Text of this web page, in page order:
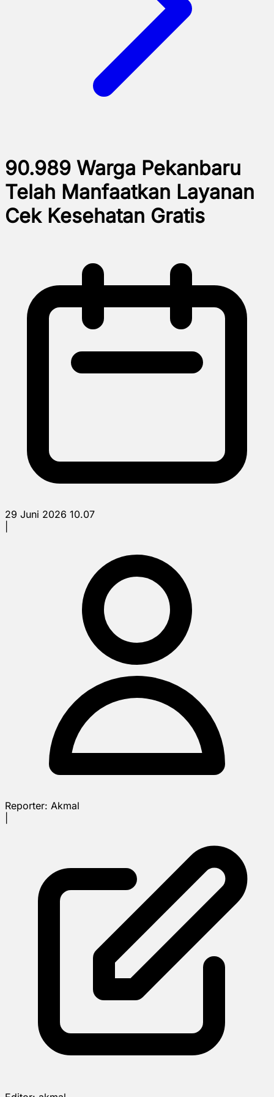
90.989 Warga Pekanbaru
Telah Manfaatkan Layanan
Cek Kesehatan Gratis
29 Juni 2026 10.07
Reporter: Akmal